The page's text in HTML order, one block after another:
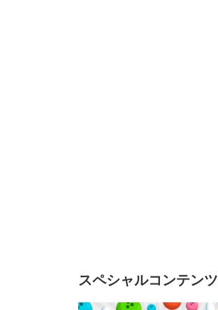
スペシャルコンテンツ